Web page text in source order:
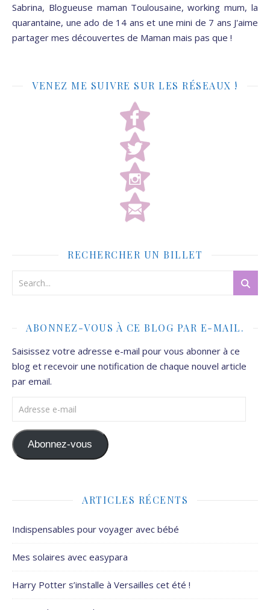
Sabrina, Blogueuse maman Toulousaine, working mum, la
quarantaine, une ado de 14 ans et une mini de 7 ans J'aime
partager mes découvertes de Maman mais pas que !
VENEZ ME SUIVRE SUR LES RÉSEAUX !
RECHERCHER UN BILLET
ABONNEZ-VOUS À CE BLOG PAR E-MAIL.
Saisissez votre adresse e-mail pour vous abonner à ce
blog et recevoir une notification de chaque nouvel article
par email.
Adresse e-mail
Abonnez-vous
ARTICLES RÉCENTS
Indispensables pour voyager avec bébé
Mes solaires avec easypara
Harry Potter s’installe à Versailles cet été !